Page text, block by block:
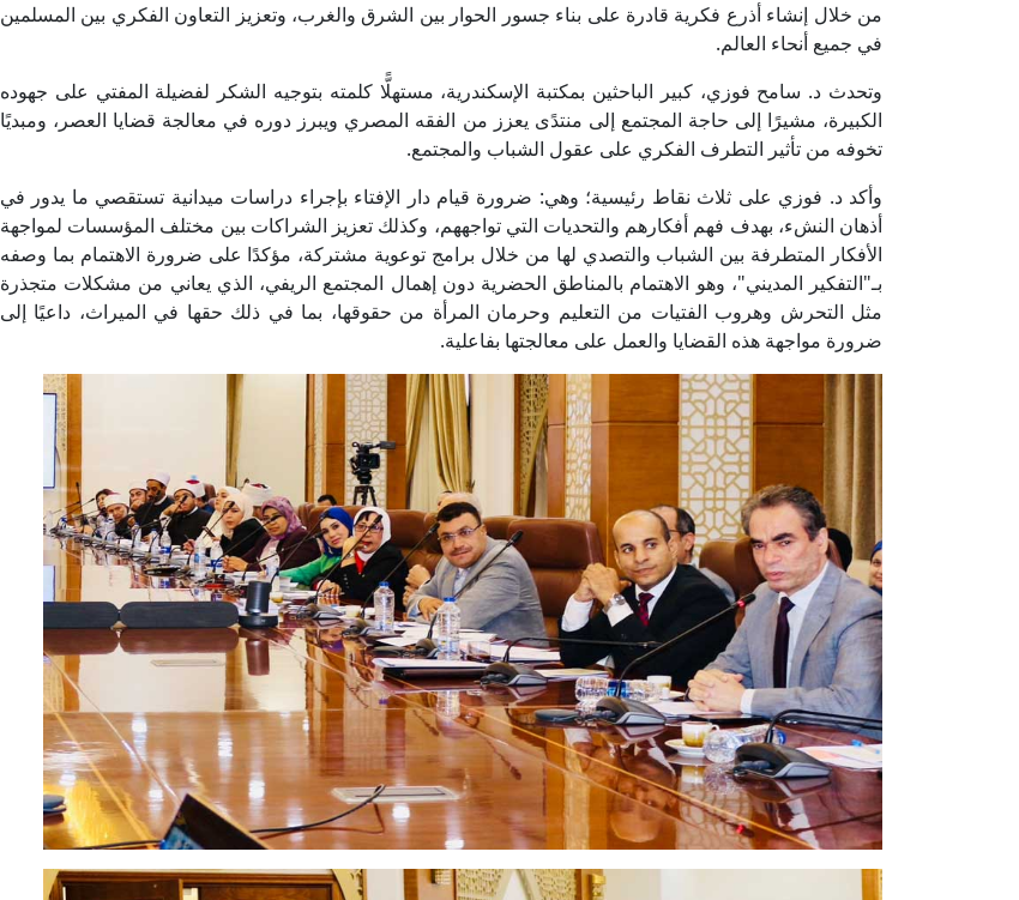
من خلال إنشاء أذرع فكرية قادرة على بناء جسور الحوار بين الشرق والغرب، وتعزيز التعاون الفكري بين المسلمين
في جميع أنحاء العالم.
وتحدث د. سامح فوزي، كبير الباحثين بمكتبة الإسكندرية، مستهلًّا كلمته بتوجيه الشكر لفضيلة المفتي على جهوده
الكبيرة، مشيرًا إلى حاجة المجتمع إلى منتدًى يعزز من الفقه المصري ويبرز دوره في معالجة قضايا العصر، ومبديًا
تخوفه من تأثير التطرف الفكري على عقول الشباب والمجتمع.
وأكد د. فوزي على ثلاث نقاط رئيسية؛ وهي: ضرورة قيام دار الإفتاء بإجراء دراسات ميدانية تستقصي ما يدور في
أذهان النشء، بهدف فهم أفكارهم والتحديات التي تواجههم، وكذلك تعزيز الشراكات بين مختلف المؤسسات لمواجهة
الأفكار المتطرفة بين الشباب والتصدي لها من خلال برامج توعوية مشتركة، مؤكدًا على ضرورة الاهتمام بما وصفه
بـ"التفكير المديني"، وهو الاهتمام بالمناطق الحضرية دون إهمال المجتمع الريفي، الذي يعاني من مشكلات متجذرة
مثل التحرش وهروب الفتيات من التعليم وحرمان المرأة من حقوقها، بما في ذلك حقها في الميراث، داعيًا إلى
ضرورة مواجهة هذه القضايا والعمل على معالجتها بفاعلية.